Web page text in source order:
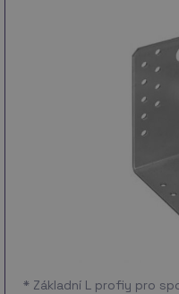
* Základní L profiy pro